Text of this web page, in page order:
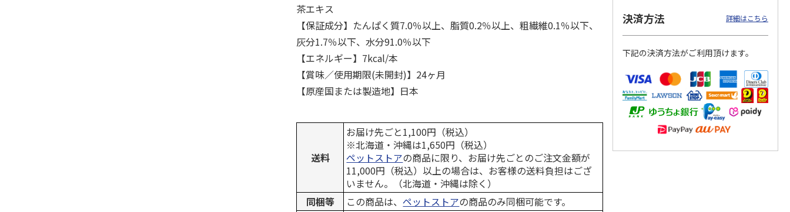
茶エキス
【保証成分】たんぱく質7.0％以上、脂質0.2％以上、粗繊維0.1％以下、
灰分1.7％以下、水分91.0％以下
【エネルギー】7kcal/本
【賞味／使用期限(未開封)】24ヶ月
【原産国または製造地】日本
送料
お届け先ごと1,100円（税込）
※北海道・沖縄は1,650円（税込）
ペットストアの商品に限り、お届け先ごとのご注文金額が
11,000円（税込）以上の場合は、お客様の送料負担はござ
いません。（北海道・沖縄は除く）
同梱等
この商品は、ペットストアの商品のみ同梱可能です。
決済方法 詳細はこちら
下記の決済方法がご利用頂けます。